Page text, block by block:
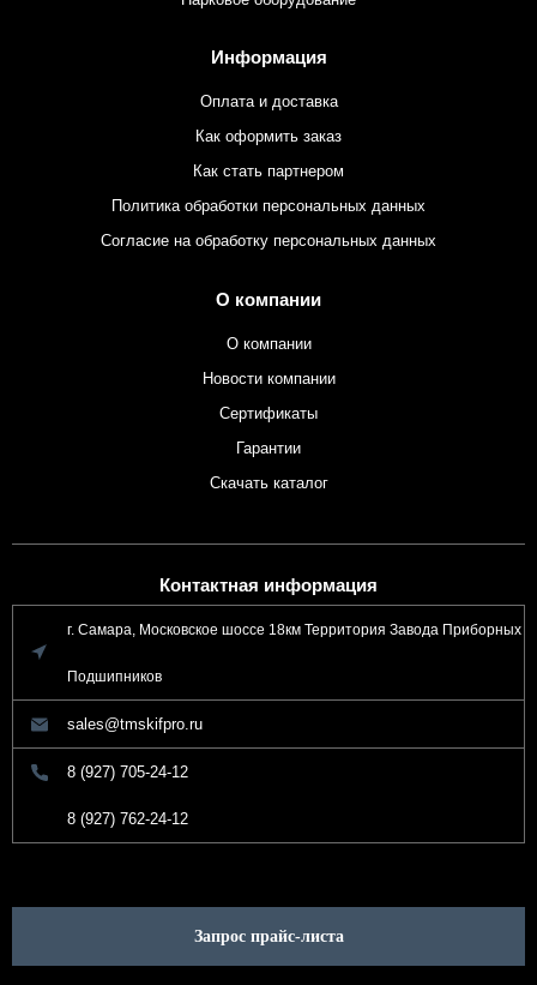
Информация
Оплата и доставка
Как оформить заказ
Как стать партнером
Политика обработки персональных данных
Согласие на обработку персональных данных
О компании
О компании
Новости компании
Сертификаты
Гарантии
Скачать каталог
Контактная информация
г. Самара, Московское шоссе 18км Территория Завода Приборных
Подшипников
sales@tmskifpro.ru
8 (927) 705-24-12
8 (927) 762-24-12
Запрос прайс-листа